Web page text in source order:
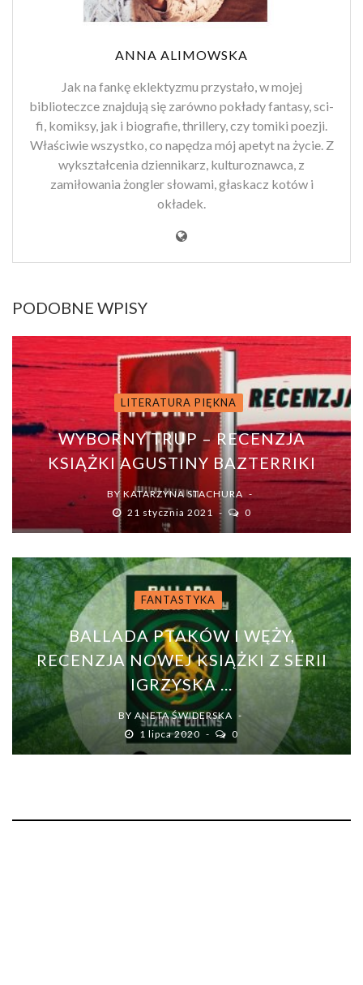
ANNA ALIMOWSKA
Jak na fankę eklektyzmu przystało, w mojej
biblioteczce znajdują się zarówno pokłady fantasy, sci-
fi, komiksy, jak i biografie, thrillery, czy tomiki poezji.
Właściwie wszystko, co napędza mój apetyt na życie. Z
wykształcenia dziennikarz, kulturoznawca, z
zamiłowania żongler słowami, głaskacz kotów i
okładek.
PODOBNE WPISY
LITERATURA PIĘKNA
WYBORNY TRUP – RECENZJA
KSIĄŻKI AGUSTINY BAZTERRIKI
BY KATARZYNA STACHURA
21 stycznia 2021
0
FANTASTYKA
BALLADA PTAKÓW I WĘŻY,
RECENZJA NOWEJ KSIĄŻKI Z SERII
IGRZYSKA ...
BY ANETA ŚWIDERSKA
1 lipca 2020
0